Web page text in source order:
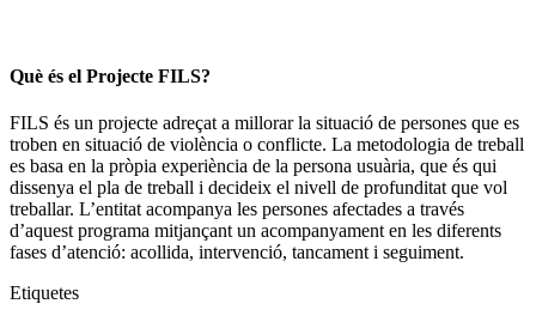
Què és el Projecte FILS?
FILS és un projecte adreçat a millorar la situació de persones que es
troben en situació de violència o conflicte. La metodologia de treball
es basa en la pròpia experiència de la persona usuària, que és qui
dissenya el pla de treball i decideix el nivell de profunditat que vol
treballar. L’entitat acompanya les persones afectades a través
d’aquest programa mitjançant un acompanyament en les diferents
fases d’atenció: acollida, intervenció, tancament i seguiment.
Etiquetes